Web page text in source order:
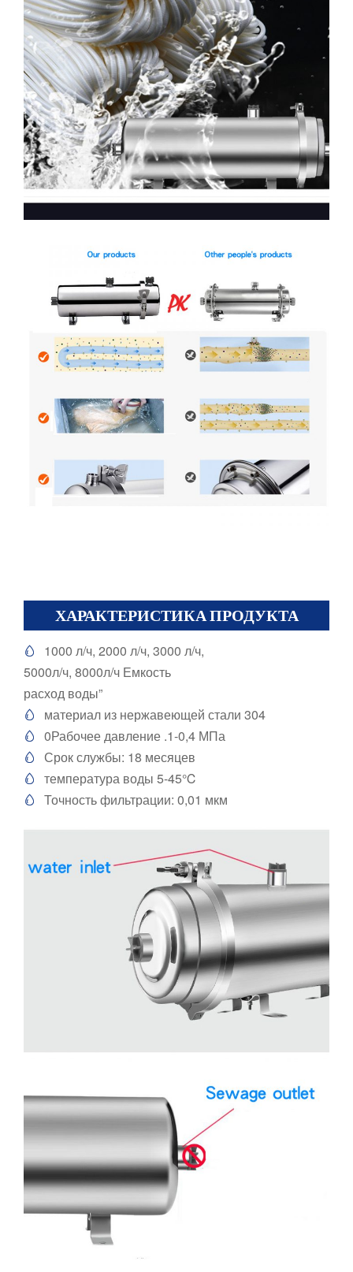
ХАРАКТЕРИСТИКА ПРОДУКТА

1000 л/ч, 2000 л/ч, 3000 л/ч,
5000л/ч, 8000л/ч Емкость
расход воды”
 материал из нержавеющей стали 304
 0Рабочее давление .1-0,4 МПа
 Срок службы: 18 месяцев
 температура воды 5-45℃
 Точность фильтрации: 0,01 мкм